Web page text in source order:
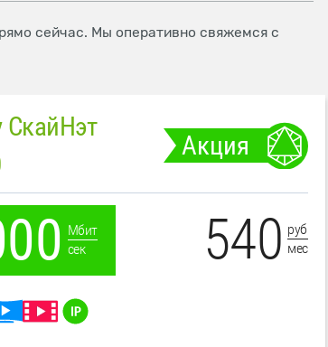
сейчас. Мы оперативно свяжемся с
СкайНэт
Акция
Мбит
сек
540 руб
мес